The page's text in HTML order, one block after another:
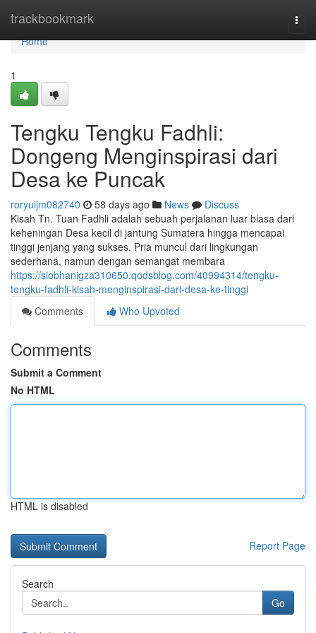
trackbookmark
Home
Home
1
Tengku Tengku Fadhli:
Dongeng Menginspirasi dari
Desa ke Puncak
roryuijm082740 58 days ago News
Discuss
Kisah Tn. Tuan Fadhli adalah sebuah perjalanan luar biasa dari
keheningan Desa kecil di jantung Sumatera hingga mencapai
tinggi jenjang yang sukses. Pria muncul dari lingkungan
sederhana, namun dengan semangat membara
https://siobhanigza310650.qodsblog.com/40994314/tengku-
tengku-fadhli-kisah-menginspirasi-dari-desa-ke-tinggi
Comments
Who Upvoted
Comments
Submit a Comment
No HTML
HTML is disabled
Report Page
Search
Go